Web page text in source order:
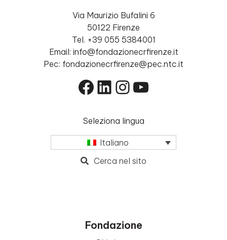
Via Maurizio Bufalini 6
50122 Firenze
Tel. +39 055 5384001
Email: info@fondazionecrfirenze.it
Pec: fondazionecrfirenze@pec.ntc.it
Facebook
LinkedIn
Instagram
YouTube
Seleziona lingua
Italiano
Cerca nel sito
Fondazione